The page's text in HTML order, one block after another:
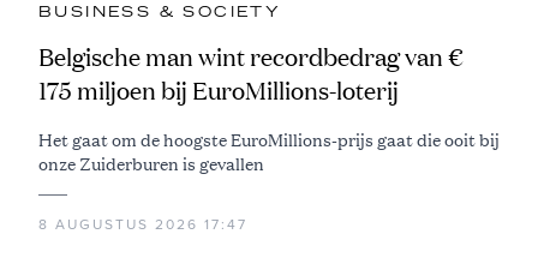
BUSINESS & SOCIETY
Belgische man wint recordbedrag van €
175 miljoen bij EuroMillions-loterij
Het gaat om de hoogste EuroMillions-prijs gaat die ooit bij
onze Zuiderburen is gevallen
8 AUGUSTUS 2026 17:47